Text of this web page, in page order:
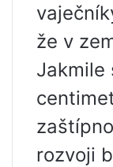
že v
Jakmile
rozvoji